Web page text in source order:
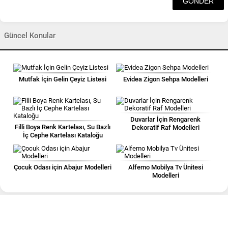
Güncel Konular
Mutfak İçin Gelin Çeyiz Listesi Evidea Zigon Sehpa Modelleri
Filli Boya Renk Kartelası, Su Bazlı
İç Cephe Kartelası Kataloğu
Duvarlar İçin Rengarenk
Dekoratif Raf Modelleri
Çocuk Odası için Abajur Modelleri
Alfemo Mobilya Tv Ünitesi
Modelleri